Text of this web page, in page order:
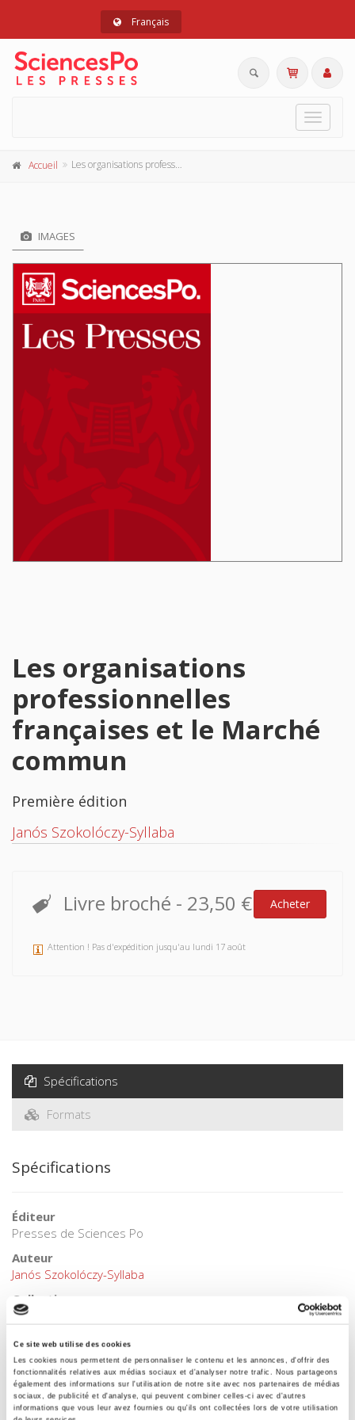
Ce site web utilise des cookies
Les cookies nous permettent de personnaliser le contenu et les annonces, d'offrir des
fonctionnalités relatives aux médias sociaux et d'analyser notre trafic. Nous partageons
également des informations sur l'utilisation de notre site avec nos partenaires de médias
sociaux, de publicité et d'analyse, qui peuvent combiner celles-ci avec d'autres
informations que vous leur avez fournies ou qu'ils ont collectées lors de votre utilisation
Français
Toggle
Accueil Les organisations professionnelles françaises et le Marché commun
IMAGES
Les organisations
professionnelles
françaises et le Marché
commun
Première édition
Janós Szokolóczy-Syllaba
Livre broché - 23,50 € Acheter
Attention ! Pas d'expédition jusqu'au lundi 17 août
Spécifications
Formats
Spécifications
Éditeur
Presses de Sciences Po
Auteur
Janós Szokolóczy-Syllaba
Collection
Académique
Langue
français
Mots clés
Politique économique